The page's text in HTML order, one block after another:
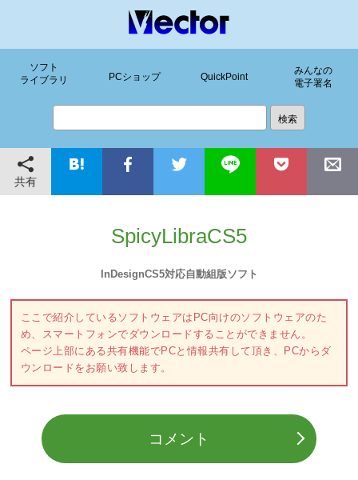
ソフト
ライブラリ
PCショップ QuickPoint
みんなの
電子署名
共有
SpicyLibraCS5
InDesignCS5対応自動組版ソフト
ここで紹介しているソフトウェアはPC向けのソフトウェアのた
め、スマートフォンでダウンロードすることができません。
ページ上部にある共有機能でPCと情報共有して頂き、PCからダ
ウンロードをお願い致します。
コメント